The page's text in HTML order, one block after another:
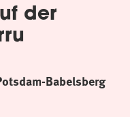
der
Babelsberg